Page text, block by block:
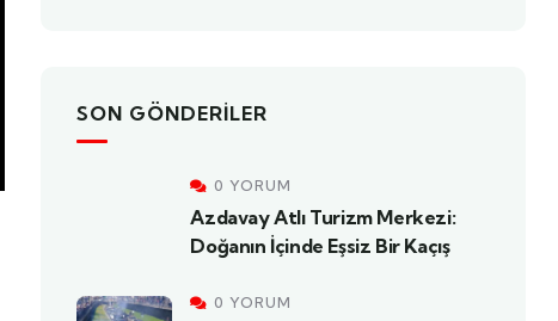
SON GÖNDERILER
0 YORUM
Azdavay Atlı Turizm Merkezi:
Doğanın İçinde Eşsiz Bir Kaçış
0 YORUM